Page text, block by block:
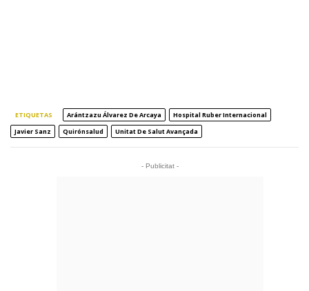
ETIQUETAS Arántzazu Álvarez De Arcaya
Hospital Ruber Internacional
Javier Sanz
Quirónsalud Unitat De Salut Avançada
- Publicitat -